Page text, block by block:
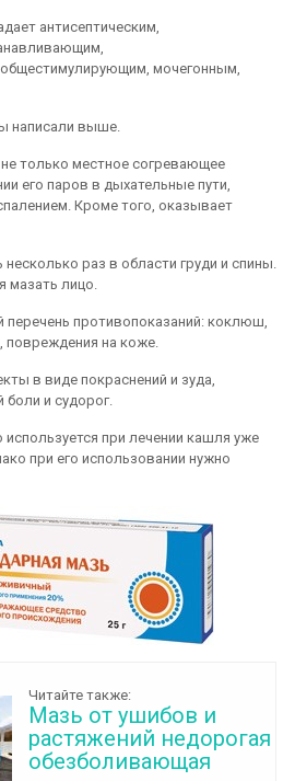
антисептическим,
мочегонным,
написали выше.
только местное согревающее
его паров в дыхательные пути,
Кроме того, оказывает
раз в области груди и спины.
мазать лицо.
противопоказаний: коклюш,
повреждения на коже.
в виде покраснений и зуда,
и судорог.
при лечении кашля уже
при его использовании нужно
Читайте также:
Мазь от ушибов и
растяжений недорогая
обезболивающая